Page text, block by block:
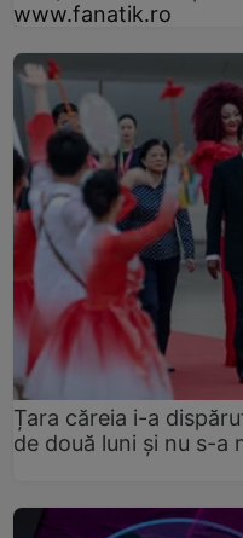
www.fanatik.ro
Țara căreia i-a
de două luni și nu s-a